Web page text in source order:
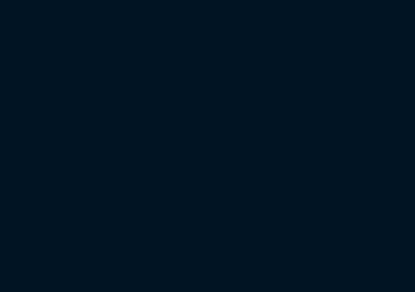
aposentará em setembro de 2025 após mais de